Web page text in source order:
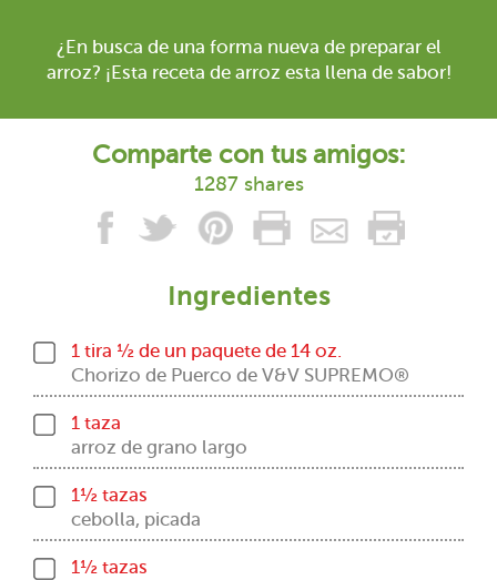
¿En busca de una forma nueva de preparar el
arroz? ¡Esta receta de arroz esta llena de sabor!
Comparte con tus amigos:
1287 shares
Ingredientes
1 tira ½ de un paquete de 14 oz.
Chorizo de Puerco de V&V SUPREMO®
1 taza
arroz de grano largo
1½ tazas
cebolla, picada
1½ tazas